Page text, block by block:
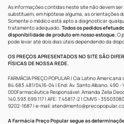
As informações contidas neste site não devem
substituem, em hipótese alguma, as orientações
Somente o médico está apto a diagnosticar
tratamento adequado. Todos os pedidos
disponibilidade de produto em nosso estoque.O
pode levar até dois dias úteis dependendo da
OS PREÇOS APRESENTADOS NO SITE SÃO
FÍSICAS DE NOSSA REDE.
FARMÁCIA PREÇO POPULAR | Cia Latino
84.683.481/0416-04 | End: Av. Santo Albano, 490 -
000Farmacêutica Responsável: Amanda Zelia
140.593.699.117 | AFE: 7.45817-2 | CMVS -
9202-1687 | e-mail:
A Farmácia Preço Popular segue as